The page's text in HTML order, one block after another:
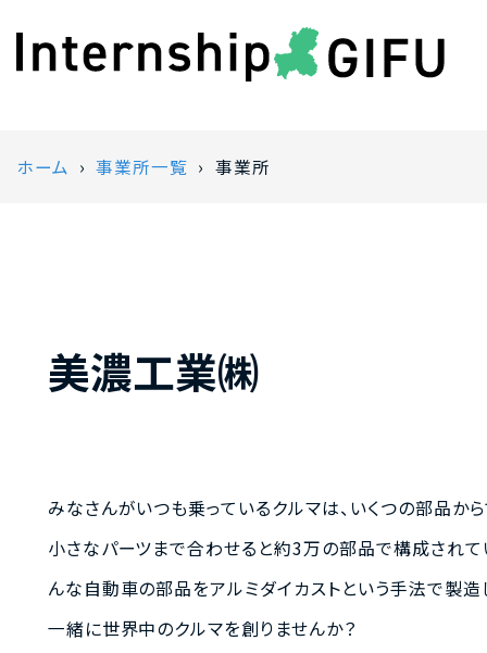
ホーム 事業所一覧 事業所
美濃工業㈱
みなさんがいつも乗っているクルマは、いくつの部品か
小さなパーツまで合わせると約3万の部品で構成されて
んな自動車の部品をアルミダイカストという手法で製造
一緒に世界中のクルマを創りませんか？